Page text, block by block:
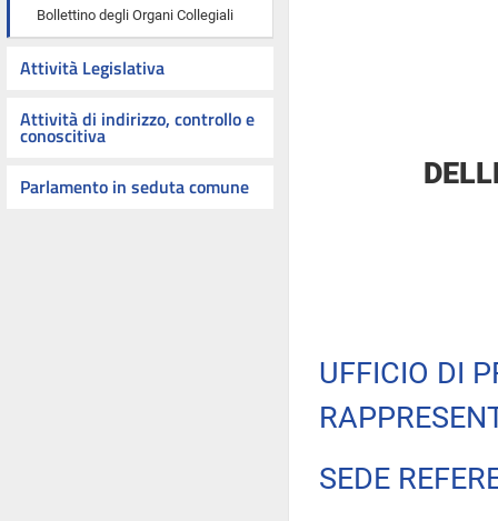
Bollettino degli Organi Collegiali
Attività Legislativa
Attività di indirizzo, controllo e
conoscitiva
Parlamento in seduta comune
UFFICIO DI
SEDE